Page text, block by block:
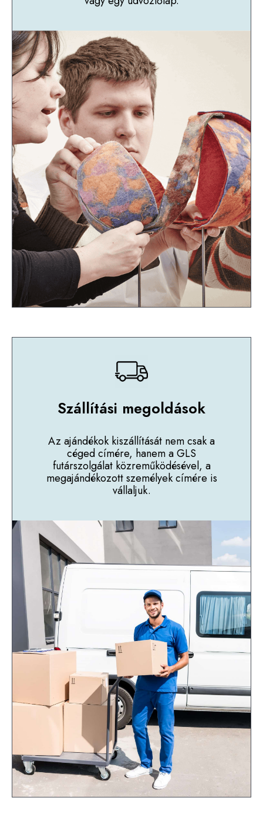
Szállítási megoldások
Az ajándékok kiszállítását nem csak a
céged címére, hanem a GLS
futárszolgálat közreműködésével, a
megajándékozott személyek címére is
vállaljuk.